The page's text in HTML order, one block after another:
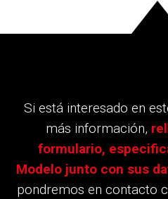
Si está interesado en
más información,
formulario,
Modelo junto con sus
pondremos en contacto